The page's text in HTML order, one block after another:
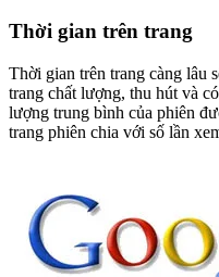
Thời gian trên trang
Thời gian trên trang càng lâu
trang chất lượng, thu hút và
lượng trung bình của phiên
trang phiên chia với số lần